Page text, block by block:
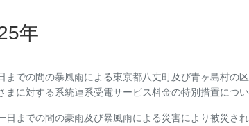
年
までの間の暴風雨による東京都八丈町及び青ヶ島村の
まに対する系統連系受電サービス料金の特別措置につ
日までの間の豪雨及び暴風雨による災害により被災さ